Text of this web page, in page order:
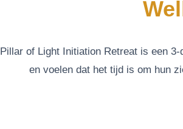
Pillar of Light Initiation Retreat is een
en voelen dat het tijd is om hun